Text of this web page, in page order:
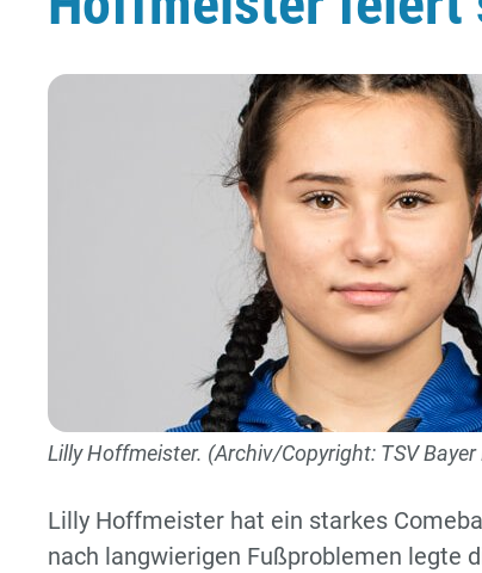
Lilly Hoffmeister. (Archiv/Copyright: TSV Bayer
Lilly Hoffmeister hat ein starkes
nach langwierigen Fußproblemen legte